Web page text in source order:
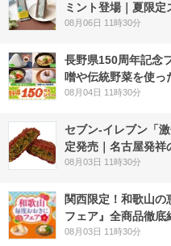
ミント登場｜夏限
08月06日 11時30分
長野県150周年記念
噌や伝統野菜を使っ
08月04日 11時30分
セブン-イレブン「
定発売｜名古屋発祥
08月03日 11時30分
関西限定！和歌山
フェア』全商品徹底
08月03日 11時30分